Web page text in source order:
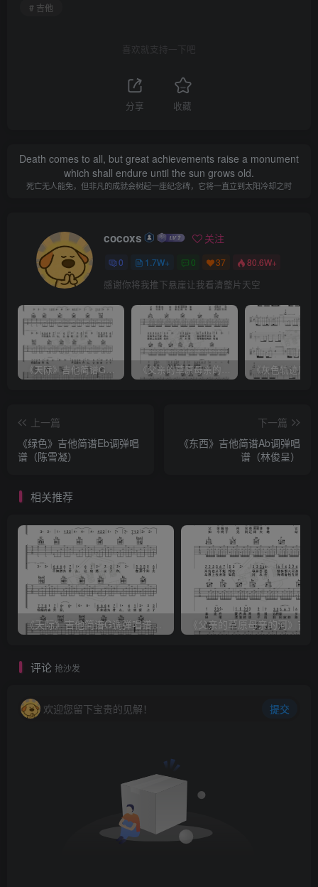
# 吉他
喜欢就支持一下吧
分享 收藏
Death comes to all, but great achievements raise a monument
which shall endure until the sun grows old.
死亡无人能免，但非凡的成就会树起一座纪念碑，它将一直立到太阳冷却之时
cocoxs 关注
0 1.7W+ 0 37 80.6W+
感谢你将我推下悬崖让我看清整片天空
《天际》吉他简谱G调弹唱谱（姜玉阳） 《父亲的草原母亲的河》吉他简谱C调弹唱谱（腾格尔）
上一篇
《绿色》吉他简谱Eb调弹唱
谱（陈雪凝）
下一篇
《东西》吉他简谱Ab调弹唱
谱（林俊呈）
相关推荐
《天际》吉他简谱G调弹唱谱（姜玉阳）
评论 抢沙发
欢迎您留下宝贵的见解！ 提交